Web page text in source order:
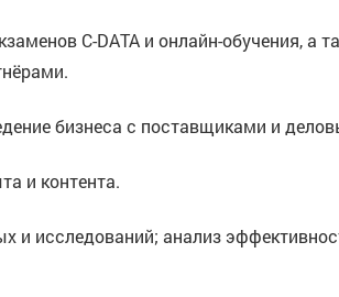
C-DATA и онлайн-обучения, а
бизнеса с поставщиками и
и контента.
и исследований; анализ